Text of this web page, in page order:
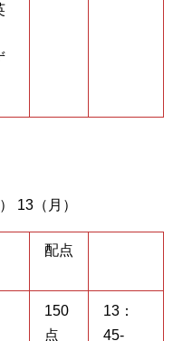
13（月）
配点
150
点
13：
45-